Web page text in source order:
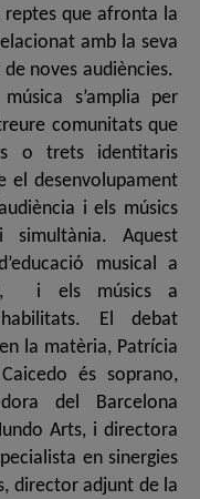
reptes que afronta la
amb la seva
noves audiències.
s’amplia per
comunitats que
o trets identitaris
el desenvolupament
i els músics
Aquest
musical a
i els músics a
El debat
la matèria, Patrícia
és soprano,
del Barcelona
Arts, i directora
en sinergies
director adjunt de la